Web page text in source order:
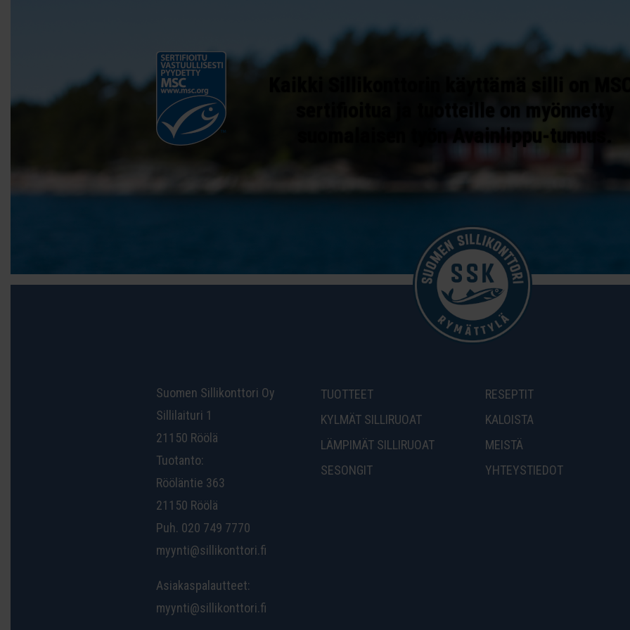
sertifioitua ja tuotteille on myönnetty
suomalaisen työn Avainlippu-tunnus.
Suomen Sillikonttori Oy
Sillilaituri 1
21150 Röölä
Tuotanto:
Rööläntie 363
21150 Röölä
Puh. 020 749 7770
myynti@sillikonttori.fi
Asiakaspalautteet:
myynti@sillikonttori.fi
TUOTTEET
KYLMÄT SILLIRUOAT
LÄMPIMÄT SILLIRUOAT
SESONGIT
RESEPTIT
KALOISTA
MEISTÄ
YHTEYSTIEDOT